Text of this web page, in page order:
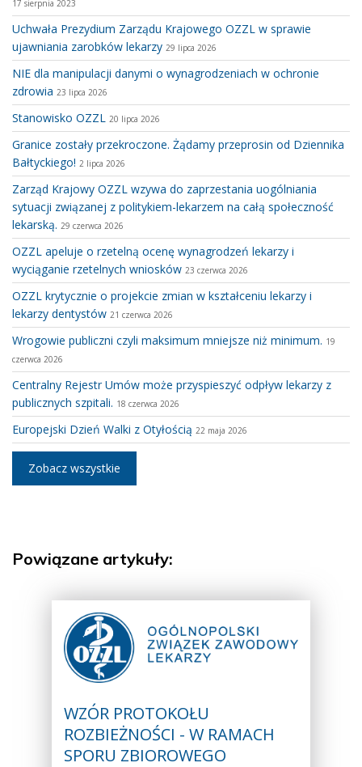
17 sierpnia 2023
Uchwała Prezydium Zarządu Krajowego OZZL w sprawie
ujawniania zarobków lekarzy 29 lipca 2026
NIE dla manipulacji danymi o wynagrodzeniach w ochronie
zdrowia 23 lipca 2026
Stanowisko OZZL 20 lipca 2026
Granice zostały przekroczone. Żądamy przeprosin od Dziennika
Bałtyckiego! 2 lipca 2026
Zarząd Krajowy OZZL wzywa do zaprzestania uogólniania
sytuacji związanej z politykiem-lekarzem na całą społeczność
lekarską. 29 czerwca 2026
OZZL apeluje o rzetelną ocenę wynagrodzeń lekarzy i
wyciąganie rzetelnych wniosków 23 czerwca 2026
OZZL krytycznie o projekcie zmian w kształceniu lekarzy i
lekarzy dentystów 21 czerwca 2026
Wrogowie publiczni czyli maksimum mniejsze niż minimum. 19
czerwca 2026
Centralny Rejestr Umów może przyspieszyć odpływ lekarzy z
publicznych szpitali. 18 czerwca 2026
Europejski Dzień Walki z Otyłością 22 maja 2026
Zobacz wszystkie
Powiązane artykuły:
WZÓR PROTOKOŁU
ROZBIEŻNOŚCI - W RAMACH
SPORU ZBIOROWEGO